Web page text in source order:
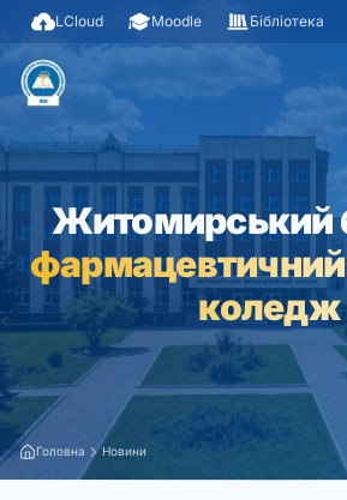
LCloud Moodle Бібліотека
Житомирський
коледж
Головна Новини